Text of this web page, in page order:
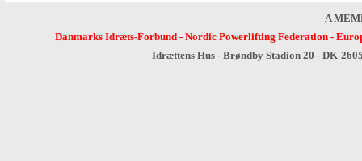
A
Danmarks Idræts-Forbund- Nordic Powerlifting Federation-
Idrættens Hus - Brøndby Stadion 20 - DK-